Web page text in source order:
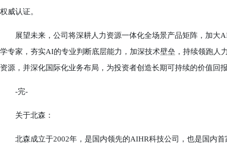
权威认证。
展望未来，公司将深耕人力资源一体化全场景产品矩阵，加大
学专家，夯实AI的专业判断底层能力，加深技术壁垒，持续领跑人
资源，并深化国际化业务布局，为投资者创造长期可持续的价值回
-完-
关于北森：
北森成立于2002年，是国内领先的AIHR科技公司，也是国内首